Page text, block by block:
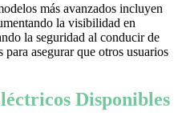
más avanzados incluyen
la visibilidad en
la seguridad al conducir de
asegurar que otros usuarios
Disponibles